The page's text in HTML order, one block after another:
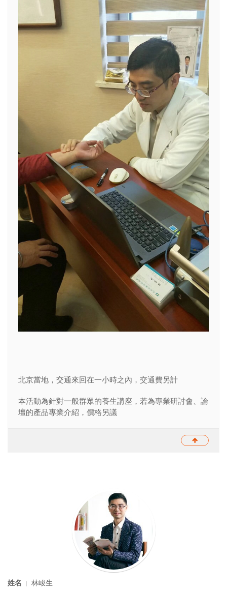
北京當地，交通來回在一小時之內，交通費另計
本活動為針對一般群眾的養生講座，若為專業研討會、論
壇的產品專業介紹，價格另議
姓名
林峻生